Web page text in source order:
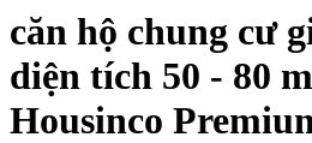
căn hộ chung cư
diện tích 50 - 80
Housinco